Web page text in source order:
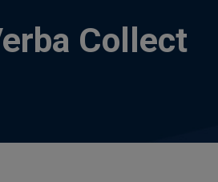
Collect